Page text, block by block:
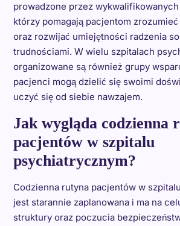
prowadzone przez
którzy pomagają pacjentom
oraz rozwijać umiejętności radzenia
trudnościami. W wielu szpitalach
organizowane są również grupy
pacjenci mogą dzielić się swoimi
uczyć się od siebie nawzajem.
Jak wygląda codzienna
pacjentów w szpitalu
psychiatrycznym?
Codzienna rutyna pacjentów w
jest starannie zaplanowana i ma na
struktury oraz poczucia